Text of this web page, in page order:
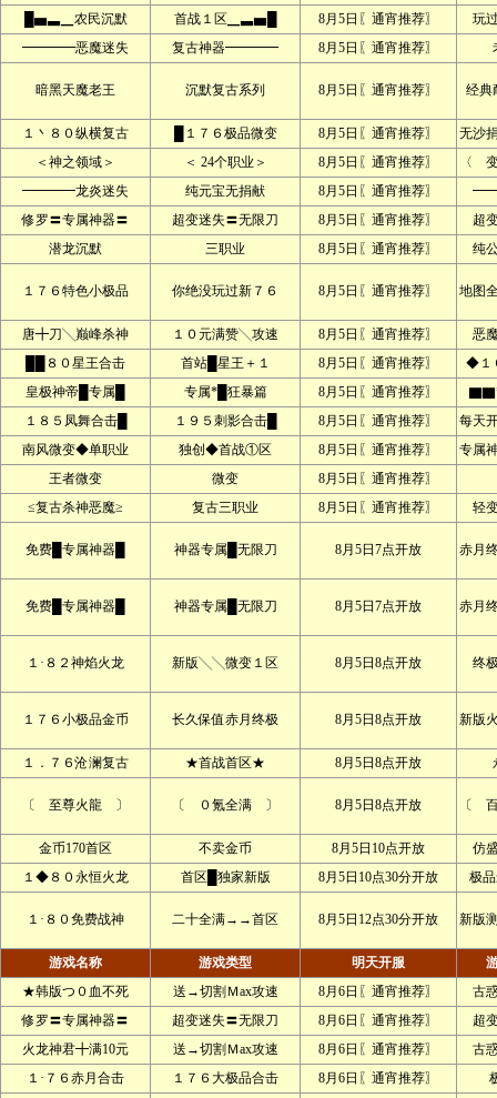
█▅▃▁农民沉默 首战１区▁▃▅█ 8月5日〖通宵推荐〗
玩
━━━━恶魔迷失
复古神器━━━━ 8月5日〖通宵推荐〗
暗黑天魔老王 沉默复古系列 8月5日〖通宵推荐〗 经典
１丶８０纵横复古 █１７６极品微变 8月5日〖通宵推荐〗
无沙
＜神之领域＞
＜ 24个职业＞ 8月5日〖通宵推荐〗
〈
━━━━龙炎迷失
纯元宝无捐献 8月5日〖通宵推荐〗
━━
修罗〓专属神器〓
超变迷失〓无限刀 8月5日〖通宵推荐〗
超
潜龙沉默
三职业 8月5日〖通宵推荐〗 纯
１７６特色小极品 你绝没玩过新７６ 8月5日〖通宵推荐〗 地图
唐╋刀╲巅峰杀神 １０元满赞╲攻速 8月5日〖通宵推荐〗
恶
██８０星王合击
首站█星王＋１ 8月5日〖通宵推荐〗
◆１
皇极神帝█专属█
专属*█狂暴篇 8月5日〖通宵推荐〗
１８５凤舞合击█
１９５刺影合击█ 8月5日〖通宵推荐〗
每天
南风微变◆单职业
独创◆首战①区 8月5日〖通宵推荐〗
专属
王者微变
微变
8月5日〖通宵推荐〗
≤复古杀神恶魔≥
复古三职业 8月5日〖通宵推荐〗 轻
免费█专属神器█ 神器专属█无限刀 8月5日7点开放 赤月
免费█专属神器█ 神器专属█无限刀 8月5日7点开放 赤月
１·８２神焰火龙 新版╲╲微变１区 8月5日8点开放 终
１７６小极品金币 长久保值赤月终极 8月5日8点开放 新版
１．７６沧澜复古 ★首战首区★ 8月5日8点开放
〔 至尊火龍 〕 〔 ０氪全满 〕 8月5日8点开放 〔
金币170首区 不卖金币 8月5日10点开放
仿
１◆８０永恒火龙
首区█独家新版 8月5日10点30分开放 极
１·８０免费战神 二十全满→→首区 8月5日12点30分开放 新版
游戏名称 游戏类型 明天开服
★韩版つ０血不死
送→切割Ｍax攻速 8月6日〖通宵推荐〗
古
修罗〓专属神器〓
超变迷失〓无限刀 8月6日〖通宵推荐〗
超
火龙神君╋满10元
送→切割Ｍax攻速 8月6日〖通宵推荐〗
古
１·７６赤月合击
１７６大极品合击 8月6日〖通宵推荐〗